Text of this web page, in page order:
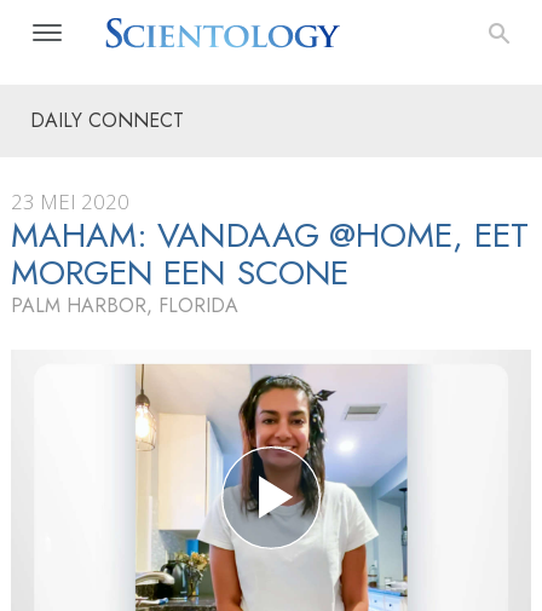
DAILY CONNECT
23 MEI 2020
MAHAM: VANDAAG @HOME, EET
MORGEN EEN SCONE
PALM HARBOR, FLORIDA